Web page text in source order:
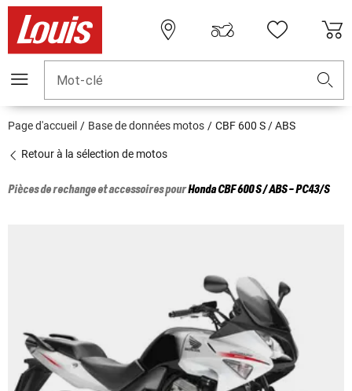
Mot-clé
Page d'accueil Base de données motos CBF 600 S / ABS
Retour à la sélection de motos
Pièces de rechange et accessoires pourHondaCBF 600 S / ABS - PC43/S